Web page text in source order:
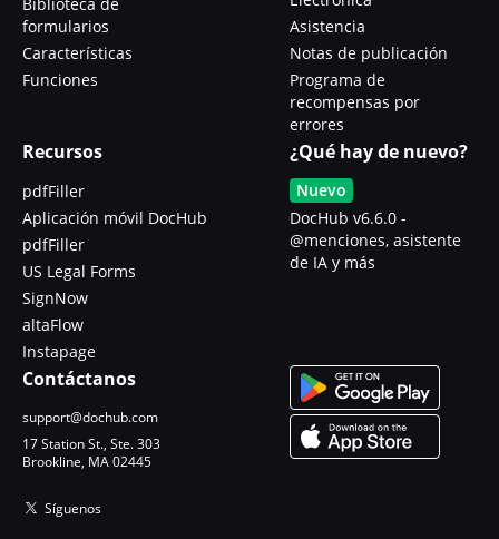
formularios
Características
Funciones
Asistencia
Notas de publicación
Programa de
recompensas por
errores
Recursos
pdfFiller
Aplicación móvil DocHub
pdfFiller
US Legal Forms
SignNow
altaFlow
Instapage
¿Qué hay de nuevo?
Nuevo
DocHub v6.6.0 -
@menciones, asistente
de IA y más
Contáctanos
support@dochub.com
17 Station St., Ste. 303
Brookline, MA 02445
Síguenos